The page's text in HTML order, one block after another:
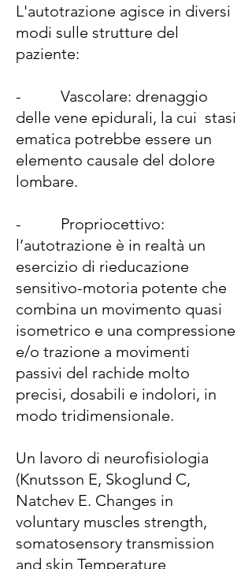
L'autotrazione agisce in diversi
modi sulle strutture del
paziente:
- Vascolare: drenaggio
delle vene epidurali, la cui stasi
ematica potrebbe essere un
elemento causale del dolore
lombare.
- Propriocettivo:
l’autotrazione è in realtà un
esercizio di rieducazione
sensitivo-motoria potente che
combina un movimento quasi
isometrico e una compressione
e/o trazione a movimenti
passivi del rachide molto
precisi, dosabili e indolori, in
modo tridimensionale.
Un lavoro di neurofisiologia
(Knutsson E, Skoglund C,
Natchev E. Changes in
voluntary muscles strength,
somatosensory transmission
and skin Temperature